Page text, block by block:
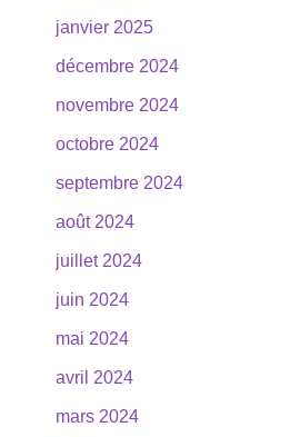
janvier 2025
décembre 2024
novembre 2024
octobre 2024
septembre 2024
août 2024
juillet 2024
juin 2024
mai 2024
avril 2024
mars 2024